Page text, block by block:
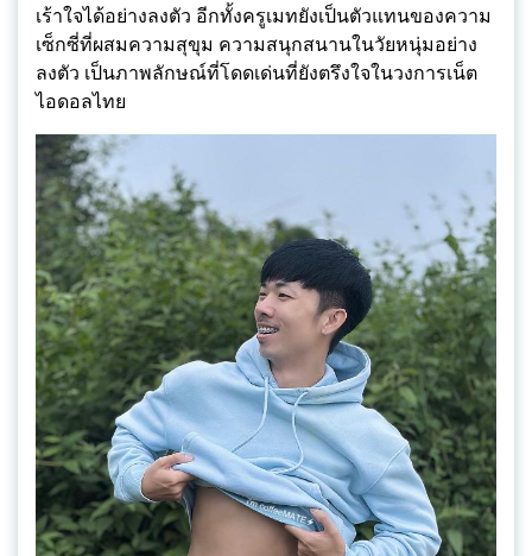
เร้าใจได้อย่างลงตัว อีกทั้งครูเมทยังเป็นตัวแทนของความ
เซ็กซี่ที่ผสมความสุขุม ความสนุกสนานในวัยหนุ่มอย่าง
ลงตัว เป็นภาพลักษณ์ที่โดดเด่นที่ยังตรึงใจในวงการเน็ต
ไอดอลไทย